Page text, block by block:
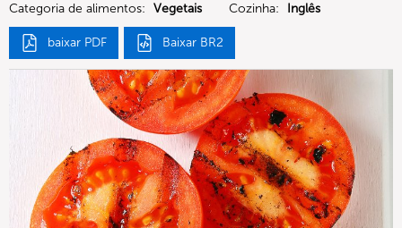
Categoria de alimentos: Vegetais Cozinha: Inglês
baixar PDF Baixar BR2